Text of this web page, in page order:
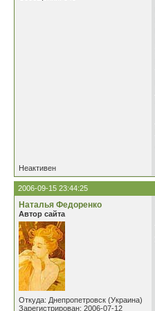
Неактивен
2006-09-15 23:44:25
Наталья Федоренко
Автор сайта
Откуда: Днепропетровск (Украина)
Зарегистрирован: 2006-07-12